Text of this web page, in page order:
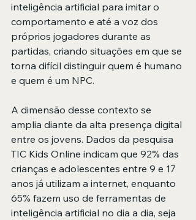
inteligência artificial para imitar o
comportamento e até a voz dos
próprios jogadores durante as
partidas, criando situações em que se
torna difícil distinguir quem é humano
e quem é um NPC.
A dimensão desse contexto se
amplia diante da alta presença digital
entre os jovens. Dados da pesquisa
TIC Kids Online indicam que 92% das
crianças e adolescentes entre 9 e 17
anos já utilizam a internet, enquanto
65% fazem uso de ferramentas de
inteligência artificial no dia a dia, seja